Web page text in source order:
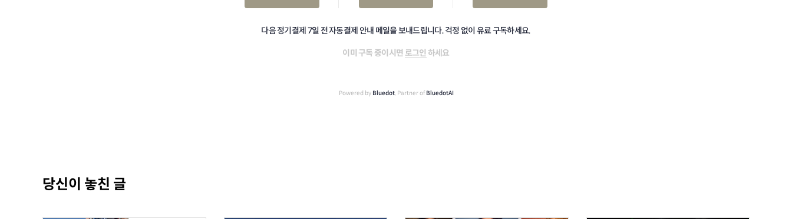
다음 정기결제 7일 전 자동결제 안내 메일을 보내드립니다. 걱정 없이 유료 구독하세요.
이미 구독 중이시면 로그인 하세요
Powered by Bluedot, Partner of BluedotAI
당신이 놓친 글